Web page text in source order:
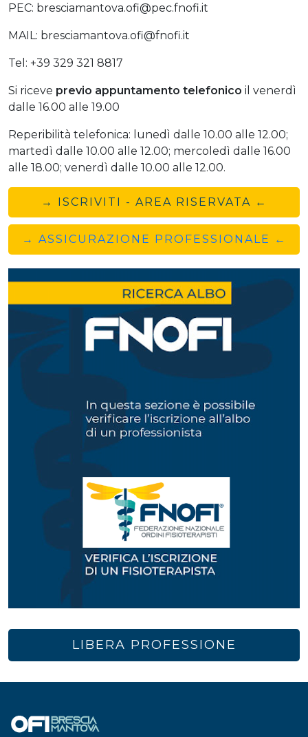
PEC: bresciamantova.ofi@pec.fnofi.it
MAIL: bresciamantova.ofi@fnofi.it
Tel: +39 329 321 8817
Si riceve previo appuntamento telefonico il venerdì
dalle 16.00 alle 19.00
Reperibilità telefonica: lunedì dalle 10.00 alle 12.00;
martedì dalle 10.00 alle 12.00; mercoledì dalle 16.00
alle 18.00; venerdì dalle 10.00 alle 12.00.
→ ISCRIVITI - AREA RISERVATA ←
→ ASSICURAZIONE PROFESSIONALE ←
LIBERA PROFESSIONE